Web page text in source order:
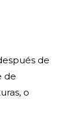
de
de
o